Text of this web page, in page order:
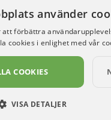
använder
förbättra
cookies i enlighet med vår
COOKIES
VISA DETALJER